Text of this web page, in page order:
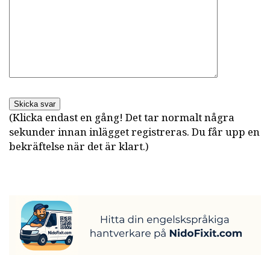
Skicka svar
(Klicka endast en gång! Det tar normalt några
sekunder innan inlägget registreras. Du får upp en
bekräftelse när det är klart.)